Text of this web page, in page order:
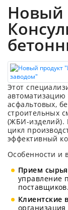
Новый
Этот
автоматизацию
асфальтовых,
строительных
(ЖБИ-изделий).
цикл
эффективный
Особенности и
Прием
управление
поставщиков.
Клиентские